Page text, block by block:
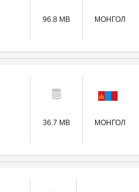
96.8 MB МОНГОЛ
36.7 MB МОНГОЛ